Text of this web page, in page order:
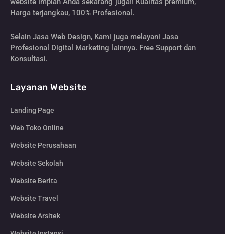
Harga terjangkau, 100% Profesional.
Selain Jasa Web Design, Kami juga melayani Jasa
Profesional Digital Marketing lainnya. Free Support dan
Konsultasi.
Layanan Website
Landing Page
Web Toko Online
Website Perusahaan
Website Sekolah
Website Berita
Website Travel
Website Arsitek